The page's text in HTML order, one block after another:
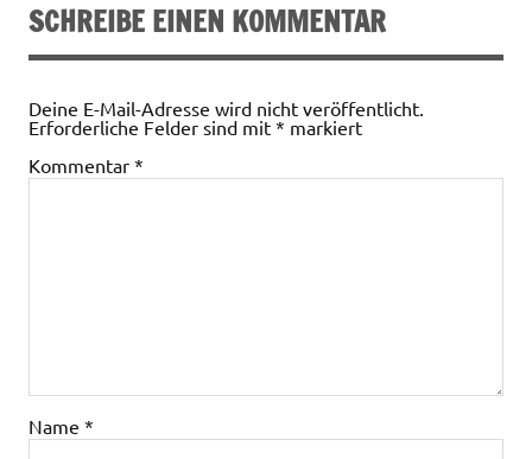
SCHREIBE EINEN KOMMENTAR
Deine E-Mail-Adresse wird nicht veröffentlicht.
Erforderliche Felder sind mit * markiert
Kommentar *
Name *